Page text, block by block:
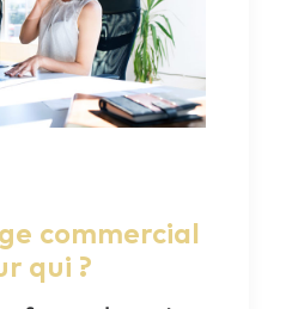
commercial
qui ?